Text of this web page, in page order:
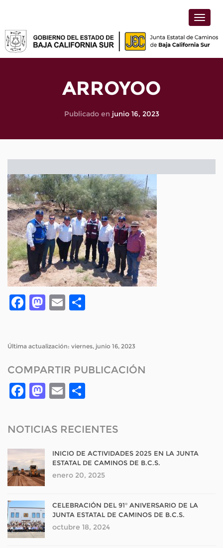
Toggle
ARROYOO
Publicado en junio 16, 2023
Facebook
Mastodon
Email
Última actualización: viernes, junio 16, 2023
COMPARTIR PUBLICACIÓN
Facebook
Mastodon
Email
NOTICIAS RECIENTES
INICIO DE ACTIVIDADES 2025 EN LA JUNTA
ESTATAL DE CAMINOS DE B.C.S.
enero 20, 2025
CELEBRACIÓN DEL 91° ANIVERSARIO DE LA
JUNTA ESTATAL DE CAMINOS DE B.C.S.
octubre 18, 2024